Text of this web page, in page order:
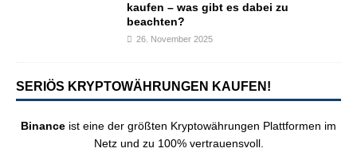
kaufen – was gibt es dabei zu
beachten?
26. November 2025
SERIÖS KRYPTOWÄHRUNGEN KAUFEN!
Binance ist eine der größten Kryptowährungen Plattformen im
Netz und zu 100% vertrauensvoll.